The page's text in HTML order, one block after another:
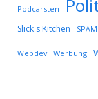
Podcarsten
Slick's Kitchen SPAM
Webdev Werbung